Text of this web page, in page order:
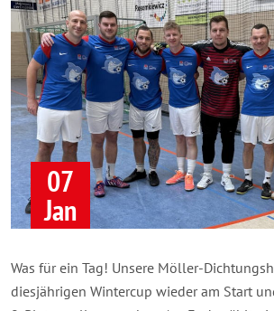
07
Jan
Was für ein Tag! Unsere Möller-
diesjährigen Wintercup wieder am Start